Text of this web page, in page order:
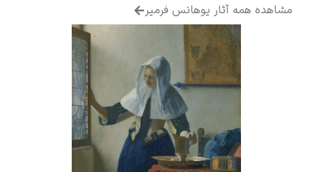
مشاهده همه آثار یوهانس فرمیر